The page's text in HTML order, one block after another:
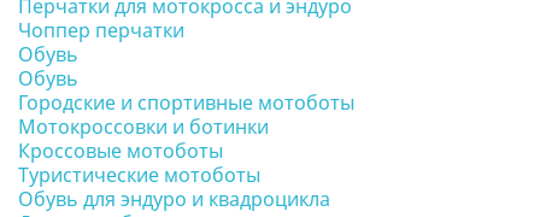
Перчатки для мотокросса и эндуро
Чоппер перчатки
Обувь
Обувь
Городские и спортивные мотоботы
Мотокроссовки и ботинки
Кроссовые мотоботы
Туристические мотоботы
Обувь для эндуро и квадроцикла